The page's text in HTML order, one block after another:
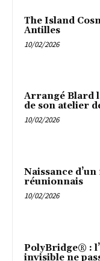
The Island
Antilles
10/02/2026
Arrangé Blard
de son atelier
10/02/2026
Naissance
réunionnais
10/02/2026
PolyBridge® :
invisible ne